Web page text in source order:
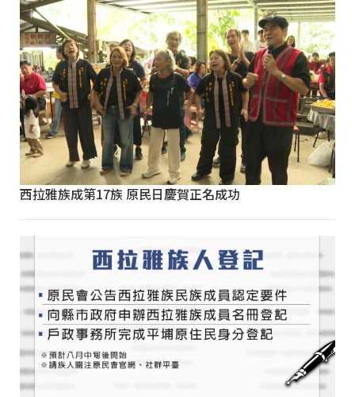
西拉雅族成第17族 原民日慶賀正名成功